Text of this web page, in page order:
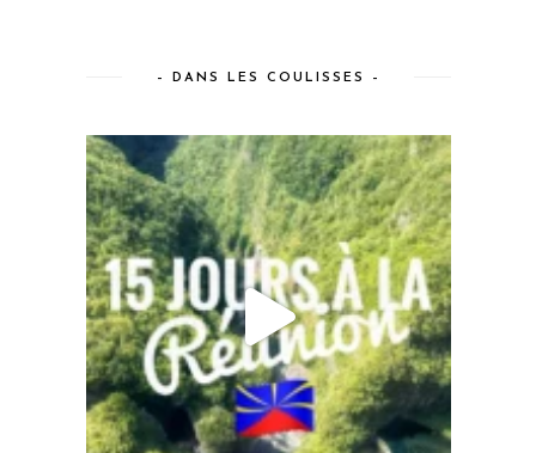
– DANS LES COULISSES –